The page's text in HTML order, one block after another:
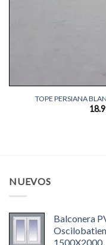
TOPE PERSIANA
NUEVOS
Balconera
1500X2000